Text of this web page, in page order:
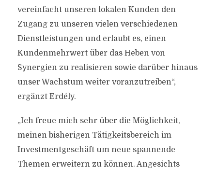
vereinfacht unseren lokalen Kunden den
Zugang zu unseren vielen verschiedenen
Dienstleistungen und erlaubt es, einen
Kundenmehrwert über das Heben von
Synergien zu realisieren sowie darüber hinaus
unser Wachstum weiter voranzutreiben“,
ergänzt Erdély.
„Ich freue mich sehr über die Möglichkeit,
meinen bisherigen Tätigkeitsbereich im
Investmentgeschäft um neue spannende
Themen erweitern zu können. Angesichts